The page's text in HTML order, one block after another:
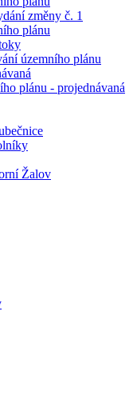
změny č. 1
plánu
územního plánu
plánu - projednávaná
Žalov